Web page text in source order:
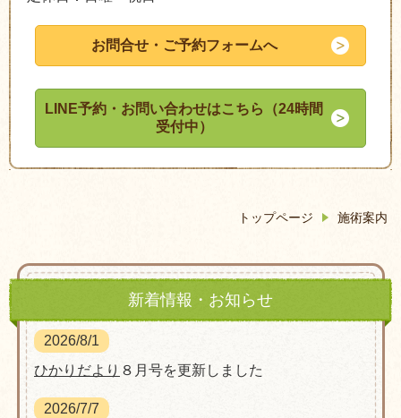
お問合せ・ご予約フォームへ
LINE予約・お問い合わせはこちら（24時間
受付中）
トップページ 施術案内
新着情報・お知らせ
2026/8/1
ひかりだより ８月号を更新しました
2026/7/7